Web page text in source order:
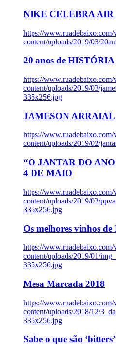
NIKE CELEBRA AIR
https://www.ruadebaixo.com/
content/uploads/2019/03/
20 anos de HISTÓRIA
https://www.ruadebaixo.com/
content/uploads/2019/03/
335x256.jpg
JAMESON ARRAIAL
https://www.ruadebaixo.com/
content/uploads/2019/02/
“O JANTAR DO
4 DE MAIO
https://www.ruadebaixo.com/
content/uploads/2019/02/
335x256.jpg
Os melhores vinhos
https://www.ruadebaixo.com/
content/uploads/2019/01/
335x256.jpg
Mesa Marcada 2018
https://www.ruadebaixo.com/
content/uploads/2018/12/
335x256.jpg
Sabe o que são